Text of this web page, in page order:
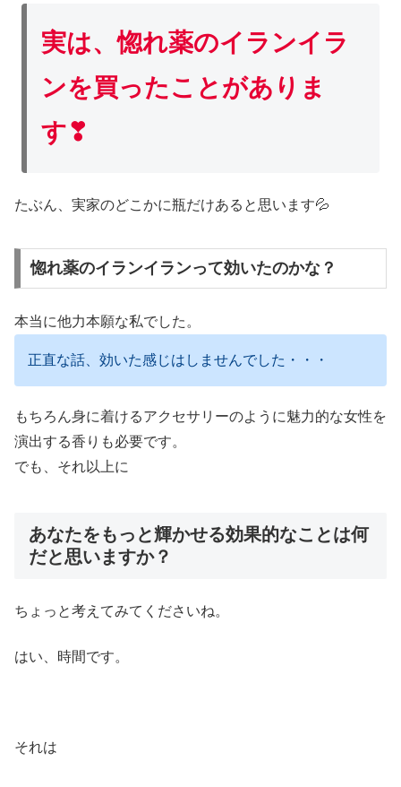
実は、惚れ薬のイランイラ
ンを買ったことがありま
す❣
たぶん、実家のどこかに瓶だけあると思います💦
惚れ薬のイランイランって効いたのかな？
本当に他力本願な私でした。
正直な話、効いた感じはしませんでした・・・
もちろん身に着けるアクセサリーのように魅力的な女性を
演出する香りも必要です。
でも、それ以上に
あなたをもっと輝かせる効果的なことは何
だと思いますか？
ちょっと考えてみてくださいね。
はい、時間です。
それは